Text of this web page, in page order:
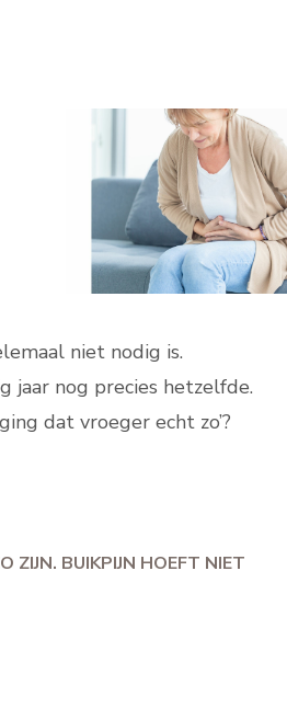
niet nodig is.
jaar nog precies hetzelfde.
dat vroeger echt zo’?
HOEFT NIET